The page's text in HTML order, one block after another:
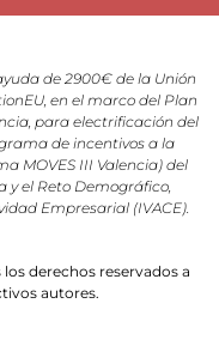
de 2900€ de la Unión
en el marco del Plan
para electrificación del
de incentivos a la
MOVES III Valencia) del
y el Reto Demográfico,
Empresarial (IVACE).
derechos reservados a
autores.